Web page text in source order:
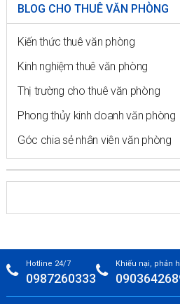
BLOG CHO THUÊ VĂN PHÒNG
Kiến thức thuê văn phòng
Kinh nghiệm thuê văn phòng
Thị trường cho thuê văn phòng
Phong thủy kinh doanh văn phòng
Góc chia sẻ nhân viên văn phòng
Hotline 24/7
0987260333
Khiếu nại, phản